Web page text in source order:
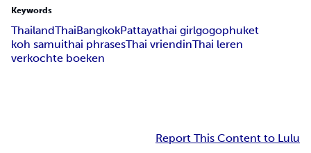
Keywords
ThailandThaiBangkokPattayathai girlgogophuket
koh samuithai phrasesThai vriendinThai leren
verkochte boeken
Report This Content to Lulu